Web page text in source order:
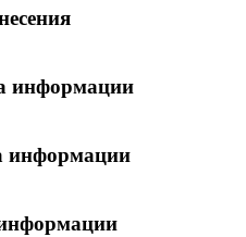
информации
информации